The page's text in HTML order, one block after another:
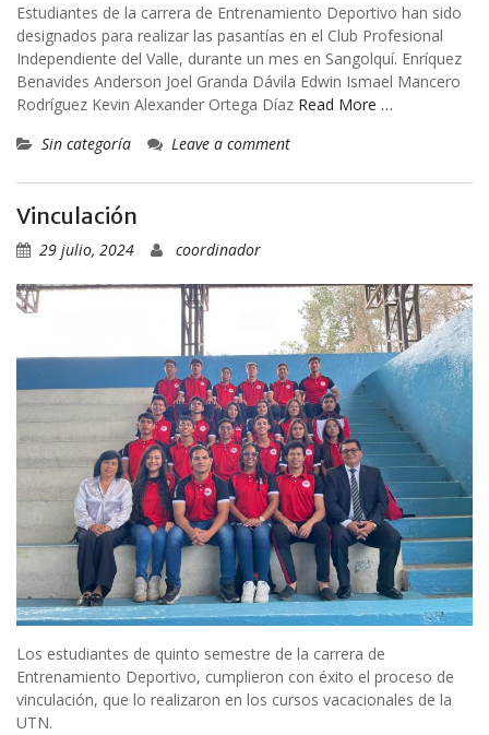
Estudiantes de la carrera de Entrenamiento Deportivo han sido
designados para realizar las pasantías en el Club Profesional
Independiente del Valle, durante un mes en Sangolquí. Enríquez
Benavides Anderson Joel Granda Dávila Edwin Ismael Mancero
Rodríguez Kevin Alexander Ortega Díaz Read More …
Sin categoría
Leave a comment
Vinculación
29 julio, 2024 coordinador
Los estudiantes de quinto semestre de la carrera de
Entrenamiento Deportivo, cumplieron con éxito el proceso de
vinculación, que lo realizaron en los cursos vacacionales de la
UTN.